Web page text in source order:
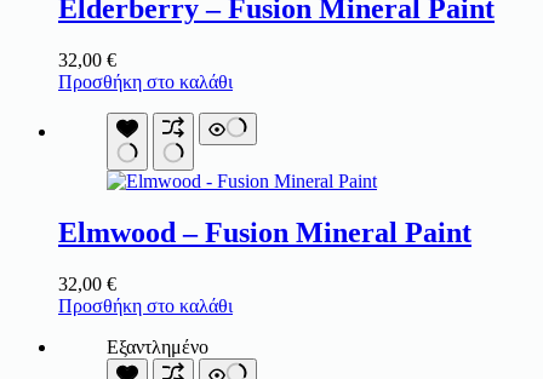
Elderberry – Fusion Mineral Paint
32,00 €
Προσθήκη στο καλάθι
Elmwood – Fusion Mineral Paint
32,00 €
Προσθήκη στο καλάθι
Εξαντλημένο